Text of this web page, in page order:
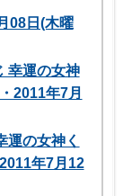
08日(木曜
幸運の女神
2011年7月
運の女神く
年7月12